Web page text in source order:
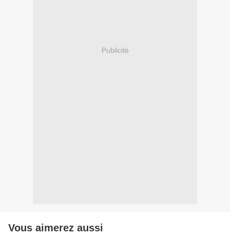
Publicité
Vous aimerez aussi